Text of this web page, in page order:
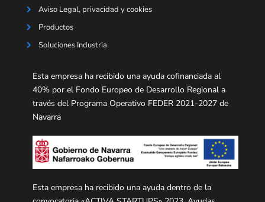
Aviso Legal, privacidad y cookies
Productos
Soluciones Industria
Esta empresa ha recibido una ayuda cofinanciada al
40% por el Fondo Europeo de Desarrollo Regional a
través del Programa Operativo FEDER 2021-2027 de
Navarra
Esta empresa ha recibido una ayuda dentro de la